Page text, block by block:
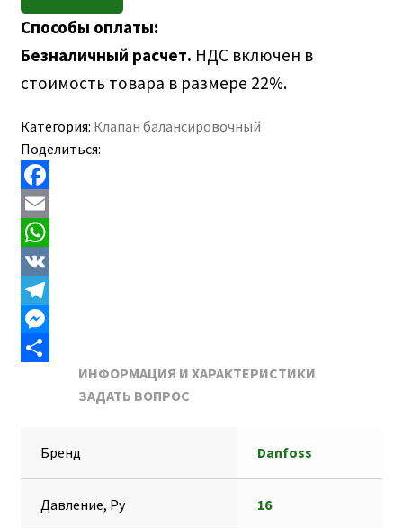
Способы оплаты:
Безналичный расчет. НДС включен в
стоимость товара в размере 22%.
Категория: Клапан балансировочный
Поделиться:
F
a
c
e
b
o
E
m
a
W
h
a
t
V
K
T
eM
ИНФОРМАЦИЯ И ХАРАКТЕРИСТИКИ
ЗАДАТЬ ВОПРОС
Бренд Danfoss
Давление, Ру 16